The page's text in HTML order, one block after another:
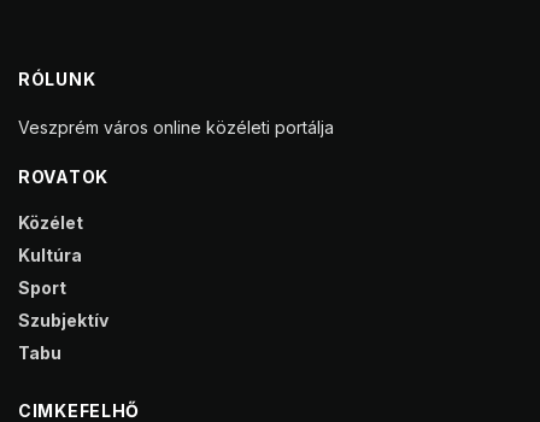
RÓLUNK
Veszprém város online közéleti portálja
ROVATOK
Közélet
Kultúra
Sport
Szubjektív
Tabu
CIMKEFELHŐ